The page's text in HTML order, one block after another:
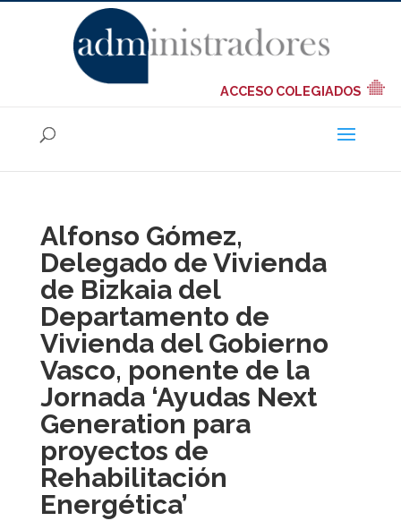
ACCESO COLEGIADOS
Alfonso Gómez,
Delegado de Vivienda
de Bizkaia del
Departamento de
Vivienda del Gobierno
Vasco, ponente de la
Jornada ‘Ayudas Next
Generation para
proyectos de
Rehabilitación
Energética’